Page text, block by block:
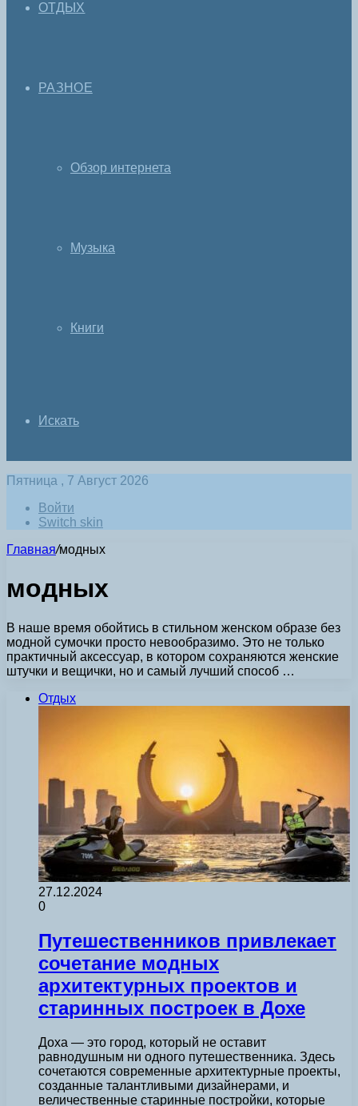
ОТДЫХ
РАЗНОЕ
Обзор интернета
Музыка
Книги
Искать
Пятница , 7 Август 2026
Войти
Switch skin
Главная/модных
модных
В наше время обойтись в стильном женском образе без
модной сумочки просто невообразимо. Это не только
практичный аксессуар, в котором сохраняются женские
штучки и вещички, но и самый лучший способ …
Отдых
27.12.2024
0
Путешественников привлекает
сочетание модных
архитектурных проектов и
старинных построек в Дохе
Доха — это город, который не оставит
равнодушным ни одного путешественника. Здесь
сочетаются современные архитектурные проекты,
созданные талантливыми дизайнерами, и
величественные старинные постройки, которые